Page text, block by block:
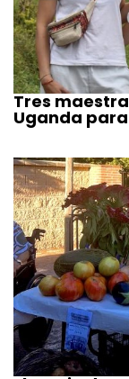
Tres
Uganda